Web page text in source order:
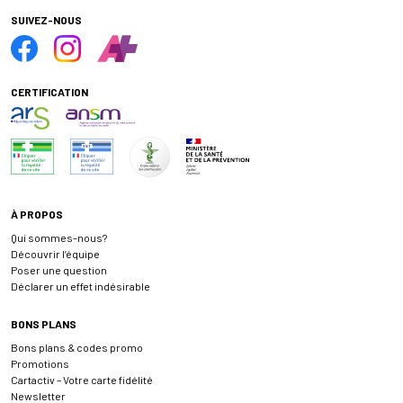
SUIVEZ-NOUS
CERTIFICATION
À PROPOS
Qui sommes-nous?
Découvrir l’équipe
Poser une question
Déclarer un effet indésirable
BONS PLANS
Bons plans & codes promo
Promotions
Cartactiv – Votre carte fidélité
Newsletter